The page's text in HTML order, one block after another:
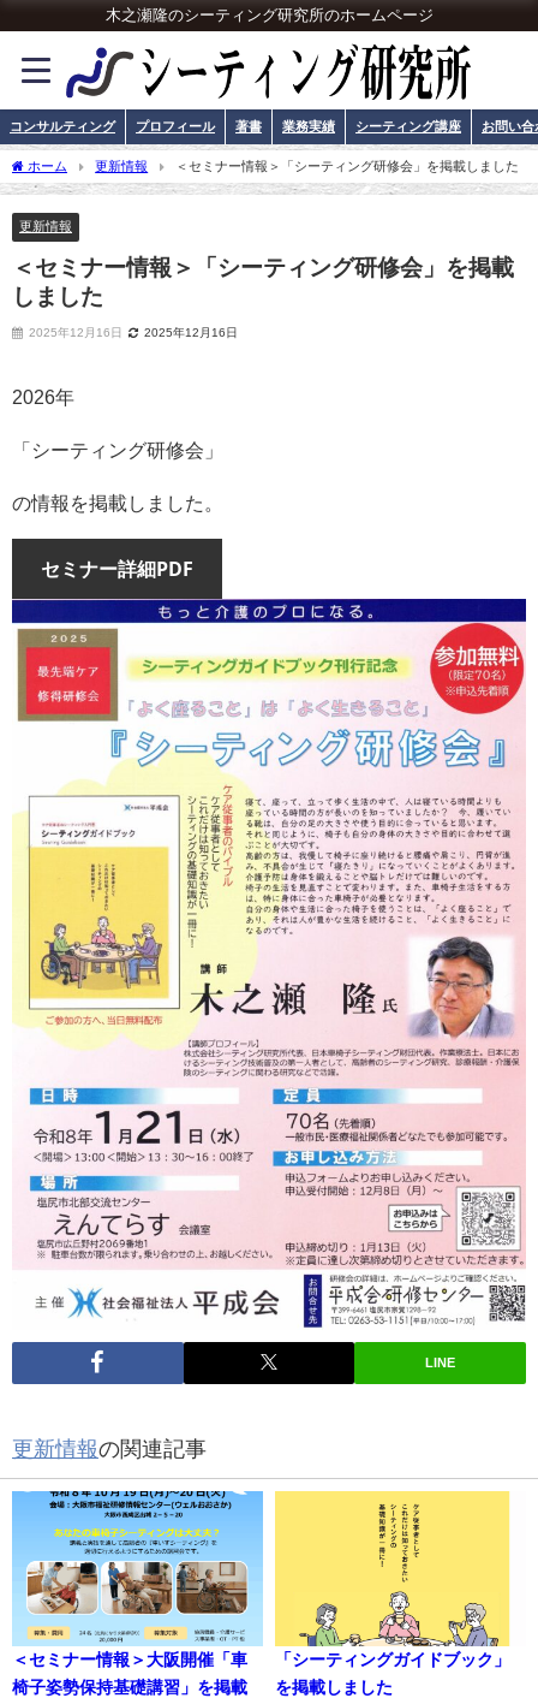
木之瀬隆のシーティング研究所のホームページ
コンサルティング プロフィール 著書 業務実績 シーティング講座 お問い合
ホーム 更新情報 ＜セミナー情報＞「シーティング研修会」を掲載しました
更新情報
＜セミナー情報＞「シーティング研修会」を掲載
しました
2025年12月16日 2025年12月16日
2026年
「シーティング研修会」
の情報を掲載しました。
セミナー詳細PDF
LINE
更新情報の関連記事
＜セミナー情報＞大阪開催「車
椅子姿勢保持基礎講習」を掲載
「シーティングガイドブック」
を掲載しました